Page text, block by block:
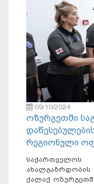
09/10/2024
ოზურგეთში
რეგიონული
საქართველოს
ქალაქ